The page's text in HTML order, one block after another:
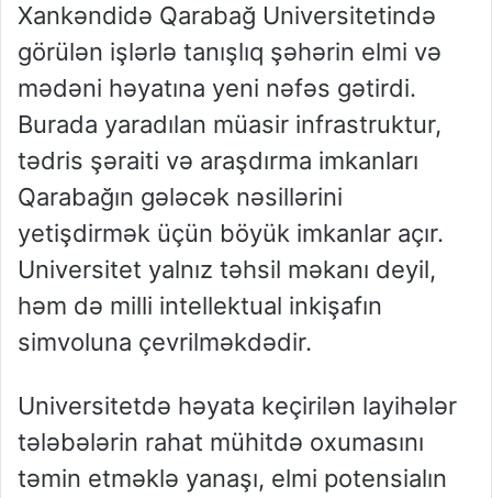
Xankəndidə Qarabağ Universitetində
görülən işlərlə tanışlıq şəhərin elmi və
mədəni həyatına yeni nəfəs gətirdi.
Burada yaradılan müasir infrastruktur,
tədris şəraiti və araşdırma imkanları
Qarabağın gələcək nəsillərini
yetişdirmək üçün böyük imkanlar açır.
Universitet yalnız təhsil məkanı deyil,
həm də milli intellektual inkişafın
simvoluna çevrilməkdədir.
Universitetdə həyata keçirilən layihələr
tələbələrin rahat mühitdə oxumasını
təmin etməklə yanaşı, elmi potensialın